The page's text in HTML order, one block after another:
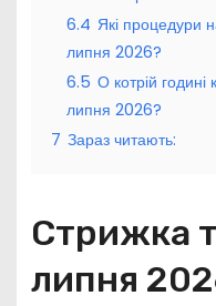
6.4 Які процедури
липня 2026?
6.5 О котрій
липня 2026?
7 Зараз читають:
Стрижка
липня